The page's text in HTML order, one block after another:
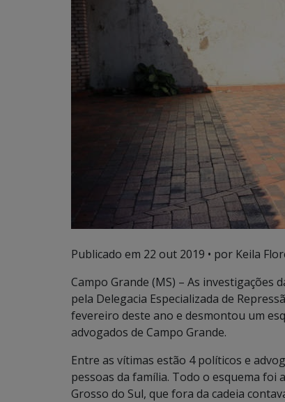
Publicado em 22 out 2019 • por Keila
Campo Grande (MS) – As
pela Delegacia Especializada de
fevereiro deste ano e desmontou um
advogados de Campo Grande.
Entre as vítimas estão 4 políticos e
pessoas da família. Todo o esquema
Grosso do Sul, que fora da cadeia